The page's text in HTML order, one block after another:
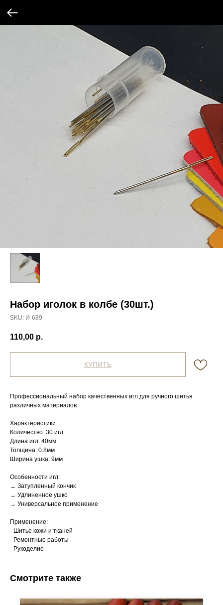
Набор иголок в колбе (30шт.)
SKU: И-689
110,00 р.
КУПИТЬ
Профессиональный набор качественных игл для ручного шитья
различных материалов.
Характеристики:
Количество: 30 игл
Длина игл: 40мм
Толщина: 0.8мм
Ширина ушка: 9мм
Особенности игл:
→ Затупленный кончик
→ Удлиненное ушко
→ Универсальное применение
Применение:
- Шитье кожи и тканей
- Ремонтные работы
- Рукоделие
Смотрите также